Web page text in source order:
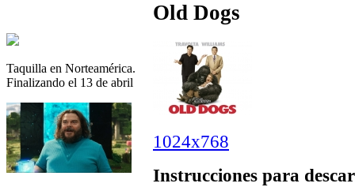
Taquilla en Norteamérica.
Finalizando el 13 de abril
Old Dogs
1024x768
Instrucciones para